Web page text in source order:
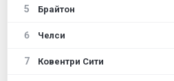
5 Брайтон
6 Челси
7 Ковентри Сити